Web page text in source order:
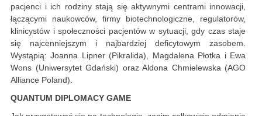
pacjenci i ich rodziny stają się aktywnymi centrami innowacji,
łączącymi naukowców, firmy biotechnologiczne, regulatorów,
klinicystów i społeczności pacjentów w sytuacji, gdy czas staje
się najcenniejszym i najbardziej deficytowym zasobem.
Wystąpią: Joanna Lipner (Pikralida), Magdalena Płotka i Ewa
Wons (Uniwersytet Gdański) oraz Aldona Chmielewska (AGO
Alliance Poland).
QUANTUM DIPLOMACY GAME